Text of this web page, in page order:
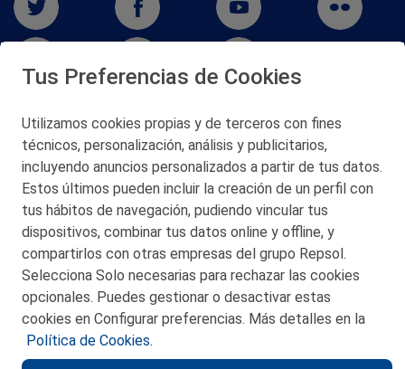
San Martín 5-Edificio Muñatones,
48550 Muskiz (Bizkaia)
Telf. 946 357 000
© 2026 Petronor S.A.
CONTACTO
Tus Preferencias de Cookies
Utilizamos cookies propias y de terceros con fines
técnicos, personalización, análisis y publicitarios,
incluyendo anuncios personalizados a partir de tus datos.
Estos últimos pueden incluir la creación de un perfil con
tus hábitos de navegación, pudiendo vincular tus
dispositivos, combinar tus datos online y offline, y
compartirlos con otras empresas del grupo Repsol.
Selecciona Solo necesarias para rechazar las cookies
opcionales. Puedes gestionar o desactivar estas
cookies en Configurar preferencias. Más detalles en la
Política de Cookies.